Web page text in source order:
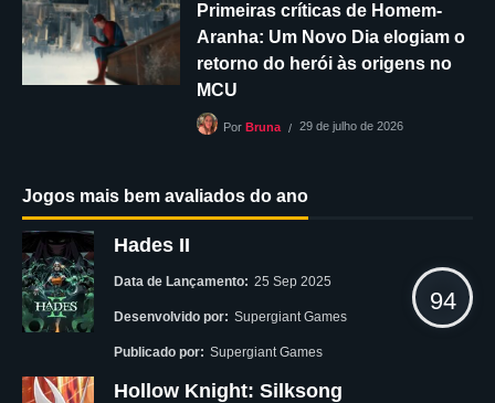
Primeiras críticas de Homem-
Aranha: Um Novo Dia elogiam o
retorno do herói às origens no
MCU
Por Bruna 29 de julho de 2026
Jogos mais bem avaliados do ano
Hades II
Data de Lançamento: 25 Sep 2025
Desenvolvido por: Supergiant Games
Publicado por: Supergiant Games
94
Hollow Knight: Silksong